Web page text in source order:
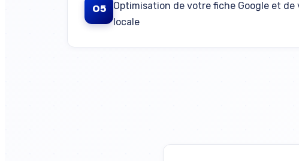
05
Optimisation de votre fiche Google et de
locale